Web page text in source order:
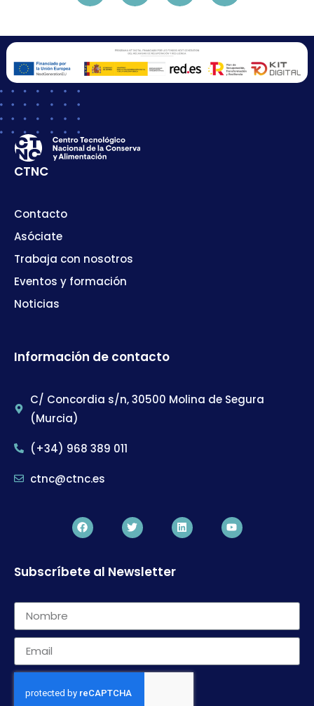
CTNC
Contacto
Asóciate
Trabaja con nosotros
Eventos y formación
Noticias
Información de contacto
C/ Concordia s/n, 30500 Molina de Segura
(Murcia)
(+34) 968 389 011
ctnc@ctnc.es
Subscríbete al Newsletter